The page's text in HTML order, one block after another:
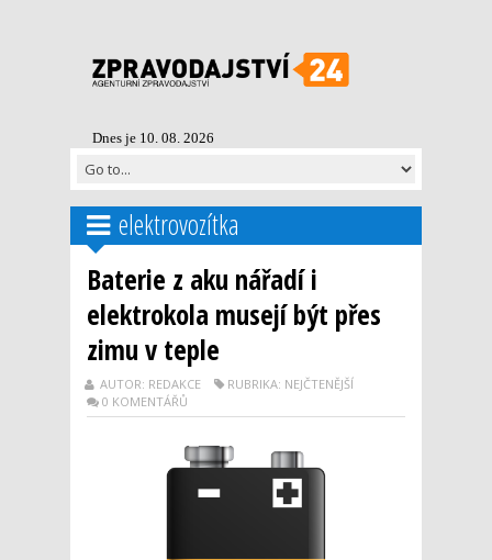
Dnes je 10. 08. 2026
elektrovozítka
Baterie z aku nářadí i
elektrokola musejí být přes
zimu v teple
AUTOR: REDAKCE
RUBRIKA: NEJČTENĚJŠÍ
0 KOMENTÁŘŮ